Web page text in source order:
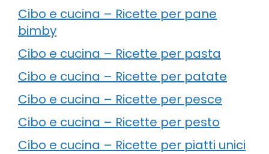
Cibo e cucina – Ricette per pane
bimby
Cibo e cucina – Ricette per pasta
Cibo e cucina – Ricette per patate
Cibo e cucina – Ricette per pesce
Cibo e cucina – Ricette per pesto
Cibo e cucina – Ricette per piatti unici